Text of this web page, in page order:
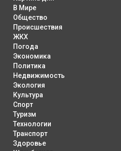
В Мире
Общество
Происшествия
ЖКХ
Погода
Экономика
Политика
Недвижимость
Экология
Культура
Спорт
Туризм
Технологии
Транспорт
Здоровье